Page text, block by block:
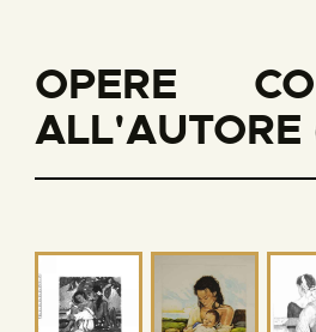
OPERE
ALL'AUTORE